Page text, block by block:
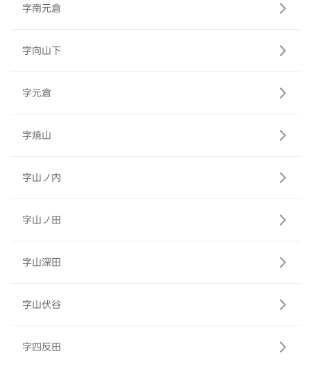
字南元倉
字向山下
字元倉
字焼山
字山ノ内
字山ノ田
字山深田
字山伏谷
字四反田